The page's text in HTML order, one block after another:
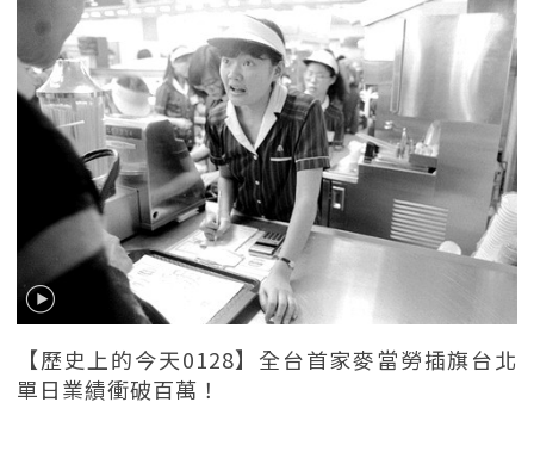
【歷史上的今天0128】全台首家麥當勞插旗台北
單日業績衝破百萬！